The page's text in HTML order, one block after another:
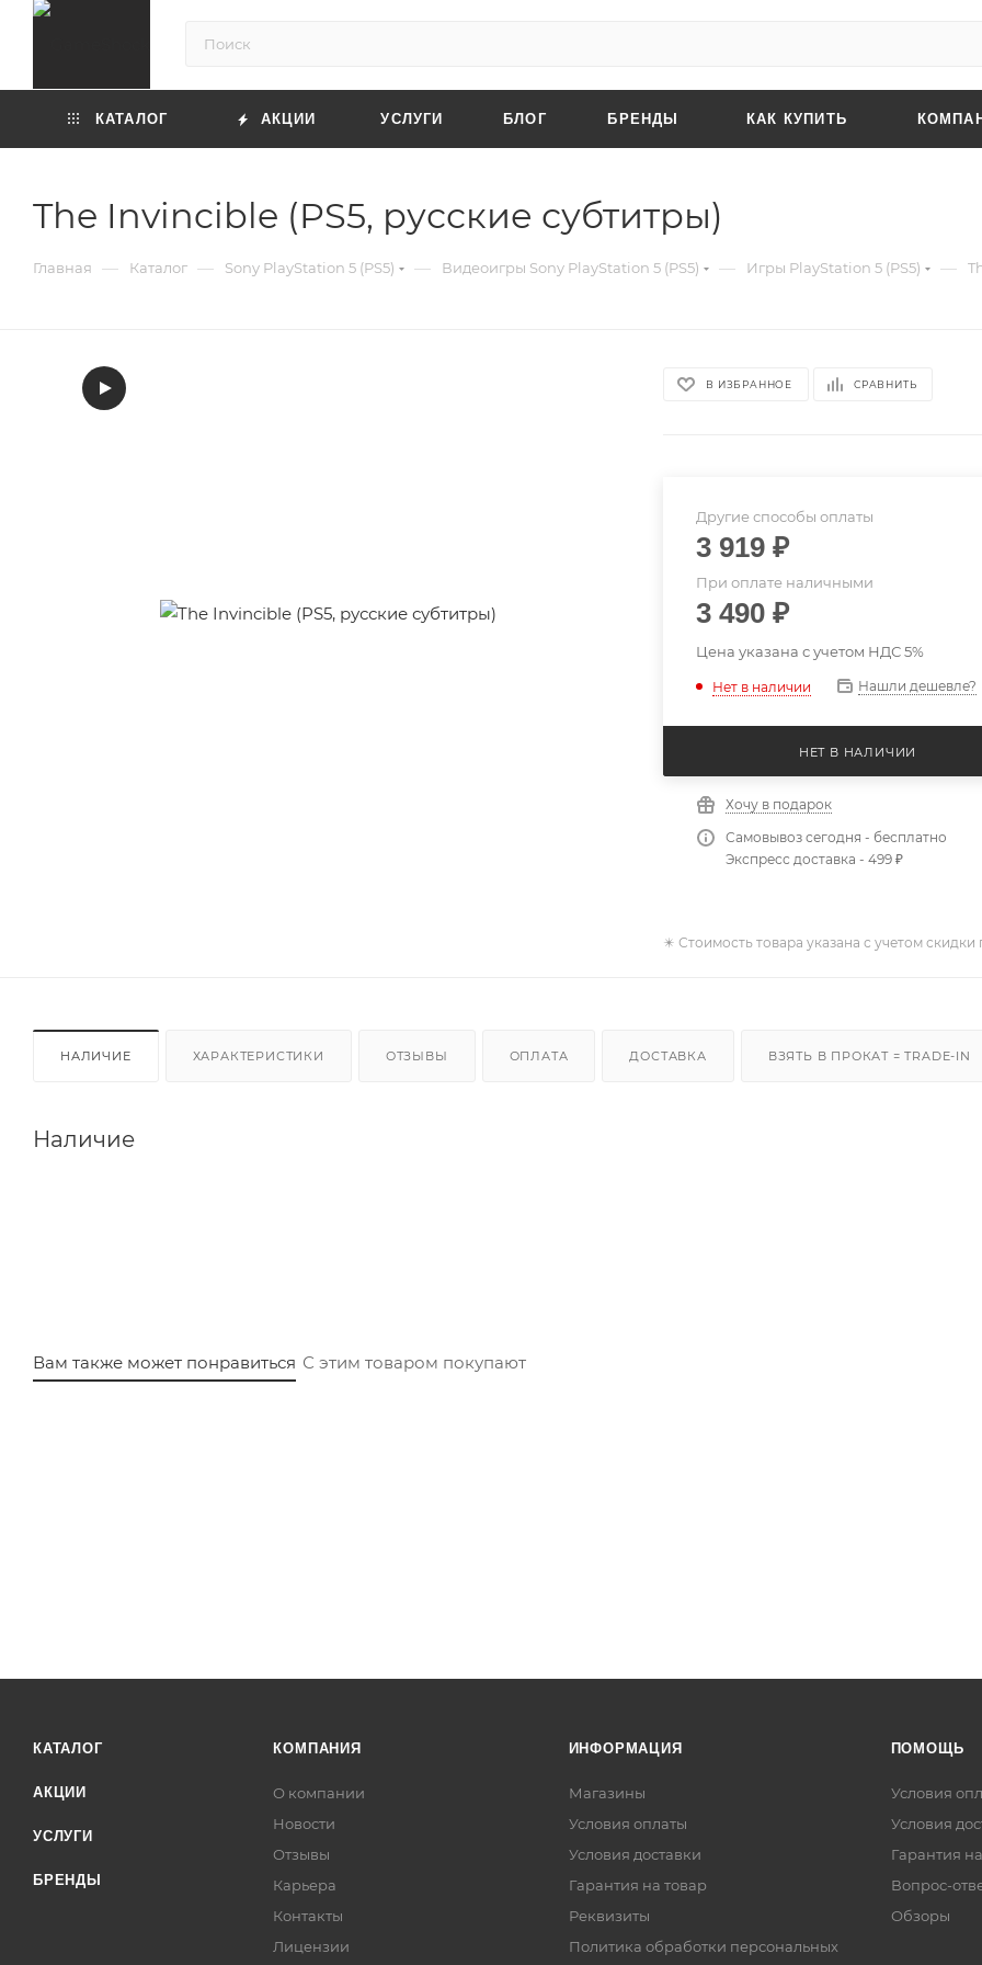
КАТАЛОГ АКЦИИ УСЛУГИ БЛОГ БРЕНДЫ КАК КУПИТЬ
The Invincible (PS5, русские субтитры)
Главная — Каталог — Sony PlayStation 5 (PS5) — Видеоигры Sony PlayStation 5 (PS5) — Игры PlayStation 5 (PS5) —
В ИЗБРАННОЕ СРАВНИТЬ
Другие способы оплаты
3 919 ₽
При оплате наличными
3 490 ₽
Цена указана с учетом НДС 5%
Нет в наличии Нашли дешевле?
НЕТ В НАЛИЧИИ
Хочу в подарок
Самовывоз сегодня - бесплатно
Экспресс доставка - 499 ₽
✴️ Стоимость товара указана с учетом скидки
НАЛИЧИЕ ХАРАКТЕРИСТИКИ ОТЗЫВЫ ОПЛАТА ДОСТАВКА ВЗЯТЬ В ПРОКАТ = TRADE-IN
Наличие
Вам также может понравиться С этим товаром покупают
КАТАЛОГ
АКЦИИ
УСЛУГИ
БРЕНДЫ
КОМПАНИЯ
О компании
Новости
Отзывы
Карьера
Контакты
Лицензии
ИНФОРМАЦИЯ
Магазины
Условия оплаты
Условия доставки
Гарантия на товар
Реквизиты
Политика обработки персональных
ПОМОЩЬ
Условия
Условия
Гарантия
Вопрос-
Обзоры